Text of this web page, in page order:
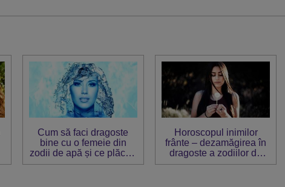
Cum să faci dragoste
bine cu o femeie din
zodii de apă și ce plăceri
are
Horoscopul inimilor
frânte – dezamăgirea în
dragoste a zodiilor de
Apă